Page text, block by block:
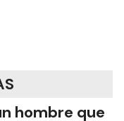
hombre que